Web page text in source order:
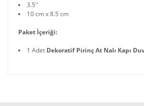
3.5''
10 cm x 8.5 cm
Paket İçeriği:
1 Adet Dekoratif Pirinç At Nalı Kapı